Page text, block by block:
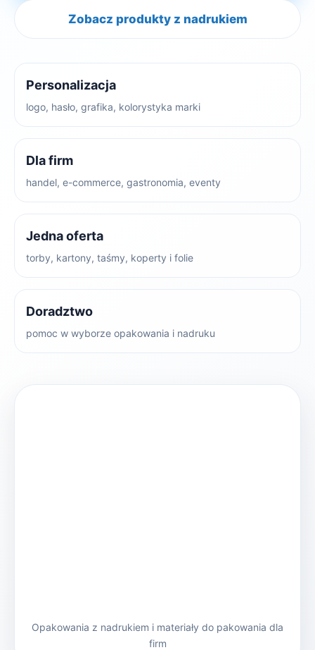
Zobacz produkty z nadrukiem
Personalizacja
logo, hasło, grafika, kolorystyka marki
Dla firm
handel, e-commerce, gastronomia, eventy
Jedna oferta
torby, kartony, taśmy, koperty i folie
Doradztwo
pomoc w wyborze opakowania i nadruku
Opakowania z nadrukiem i materiały do pakowania dla
firm